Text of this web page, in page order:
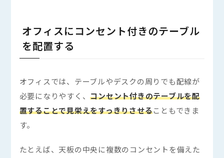
オフィスにコンセント付きのテーブル
を配置する
オフィスでは、テーブルやデスクの周りでも配線が
必要になりやすく、コンセント付きのテーブルを配
置することで見栄えをすっきりさせることもできま
す。
たとえば、天板の中央に複数のコンセントを備えた